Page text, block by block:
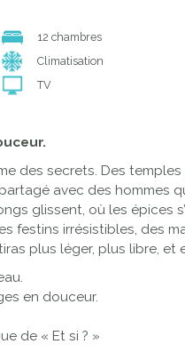
12 chambres
Climatisation
TV
des secrets. Des
avec des hommes
glissent, où les
festins irrésistibles, des
plus léger, plus libre, et
en douceur.
de « Et si ? »